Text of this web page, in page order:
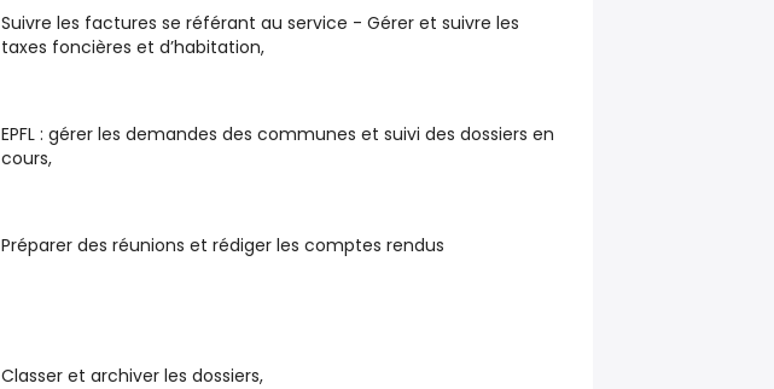
Suivre les factures se référant au service - Gérer et suivre les
taxes foncières et d’habitation,
EPFL : gérer les demandes des communes et suivi des dossiers en
cours,
Préparer des réunions et rédiger les comptes rendus
Classer et archiver les dossiers,